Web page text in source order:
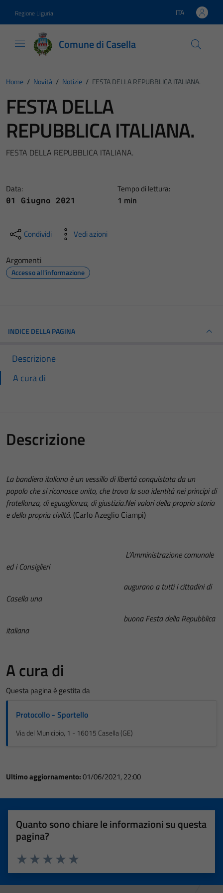
Regione Liguria Lingua attiva:
ITA
Comune di Casella
Home / Novità / Notizie / FESTA DELLA REPUBBLICA ITALIANA.
FESTA DELLA
REPUBBLICA ITALIANA.
FESTA DELLA REPUBBLICA ITALIANA.
Data:
01 Giugno 2021
Tempo di lettura:
1 min
Condividi Vedi azioni
Argomenti
Accesso all'informazione
INDICE DELLA PAGINA
Descrizione
A cura di
Descrizione
La bandiera italiana è un vessillo di libertà conquistata da un
popolo che si riconosceunito, che trova la sua identità nei principi di
fratellanza, di eguaglianza, di giustizia.Nei valori della propria storia
e della propria civiltà. (Carlo Azeglio Ciampi)
L’Amministrazione comunale
ed i Consiglieri
augurano a tutti i cittadini di
Casella una
buona Festa della Repubblica
italiana
A cura di
Questa pagina è gestita da
Protocollo - Sportello
Via del Municipio, 1 - 16015 Casella (GE)
Ultimo aggiornamento:01/06/2021, 22:00
Quanto sono chiare le informazioni su questa
pagina?
Valuta 5 stelle su 5
Valuta 4 stelle su 5
Valuta 3 stelle su 5
Valuta 2 stelle su 5
Valuta 1 stelle su 5